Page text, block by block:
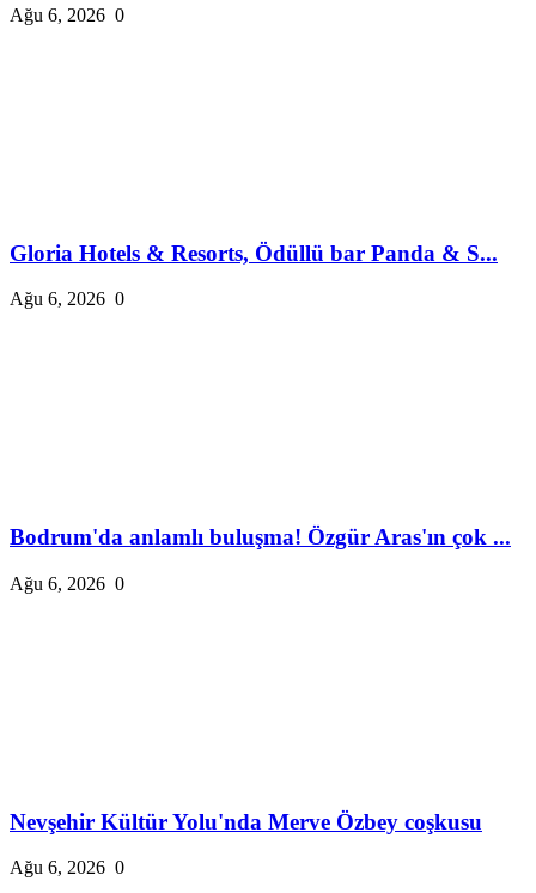
Ağu 6, 2026 0
Gloria Hotels & Resorts, Ödüllü bar Panda & S...
Ağu 6, 2026 0
Bodrum'da anlamlı buluşma! Özgür Aras'ın çok ...
Ağu 6, 2026 0
Nevşehir Kültür Yolu'nda Merve Özbey coşkusu
Ağu 6, 2026 0